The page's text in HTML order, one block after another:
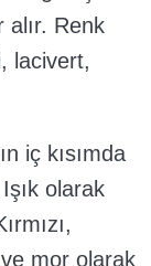
alır. Renk
lacivert,
iç kısımda
olarak
mor olarak